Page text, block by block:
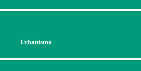
Urbanismo